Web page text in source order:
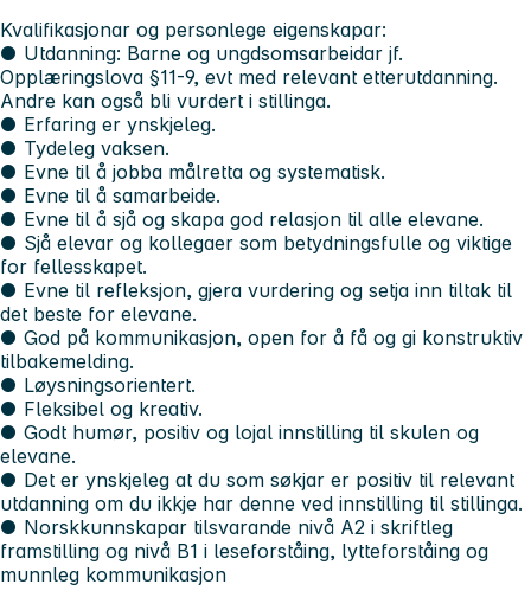
Kvalifikasjonar og personlege eigenskapar:
● Utdanning: Barne og ungdsomsarbeidar jf.
Opplæringslova §11-9, evt med relevant etterutdanning.
Andre kan også bli vurdert i stillinga.
● Erfaring er ynskjeleg.
● Tydeleg vaksen.
● Evne til å jobba målretta og systematisk.
● Evne til å samarbeide.
● Evne til å sjå og skapa god relasjon til alle elevane.
● Sjå elevar og kollegaer som betydningsfulle og viktige
for fellesskapet.
● Evne til refleksjon, gjera vurdering og setja inn tiltak til
det beste for elevane.
● God på kommunikasjon, open for å få og gi konstruktiv
tilbakemelding.
● Løysningsorientert.
● Fleksibel og kreativ.
● Godt humør, positiv og lojal innstilling til skulen og
elevane.
● Det er ynskjeleg at du som søkjar er positiv til relevant
utdanning om du ikkje har denne ved innstilling til stillinga.
● Norskkunnskapar tilsvarande nivå A2 i skriftleg
framstilling og nivå B1 i leseforståing, lytteforståing og
munnleg kommunikasjon